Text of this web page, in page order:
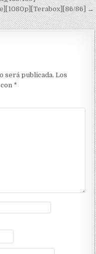
86] →
será publicada. Los
*